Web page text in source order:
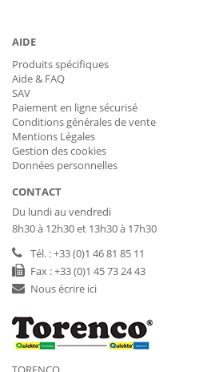
AIDE
Produits spécifiques
Aide & FAQ
SAV
Paiement en ligne sécurisé
Conditions générales de vente
Mentions Légales
Gestion des cookies
Données personnelles
CONTACT
Du lundi au vendredi
8h30 à 12h30 et 13h30 à 17h30
Tél. : +33 (0)1 46 81 85 11
Fax : +33 (0)1 45 73 24 43
Nous écrire ici